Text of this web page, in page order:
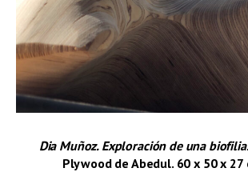
Dia Muñoz. Exploración de una
Plywood de Abedul. 60 x 50 x 27